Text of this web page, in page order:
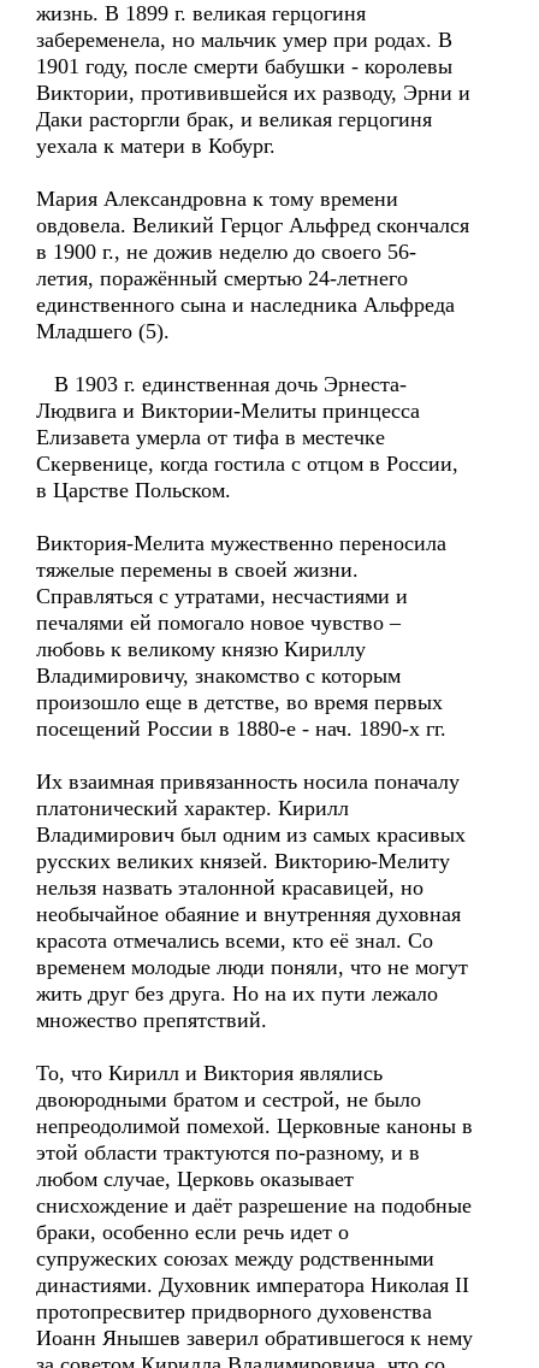
жизнь. В 1899 г. великая герцогиня
забеременела, но мальчик умер при родах. В
1901 году, после смерти бабушки - королевы
Виктории, противившейся их разводу, Эрни и
Даки расторгли брак, и великая герцогиня
уехала к матери в Кобург.
Мария Александровна к тому времени
овдовела. Великий Герцог Альфред скончался
в 1900 г., не дожив неделю до своего 56-
летия, поражённый смертью 24-летнего
единственного сына и наследника Альфреда
Младшего (5).
В 1903 г. единственная дочь Эрнеста-
Людвига и Виктории-Мелиты принцесса
Елизавета умерла от тифа в местечке
Скервенице, когда гостила с отцом в России,
в Царстве Польском.
Виктория-Мелита мужественно переносила
тяжелые перемены в своей жизни.
Справляться с утратами, несчастиями и
печалями ей помогало новое чувство –
любовь к великому князю Кириллу
Владимировичу, знакомство с которым
произошло еще в детстве, во время первых
посещений России в 1880-е - нач. 1890-х гг.
Их взаимная привязанность носила поначалу
платонический характер. Кирилл
Владимирович был одним из самых красивых
русских великих князей. Викторию-Мелиту
нельзя назвать эталонной красавицей, но
необычайное обаяние и внутренняя духовная
красота отмечались всеми, кто её знал. Со
временем молодые люди поняли, что не могут
жить друг без друга. Но на их пути лежало
множество препятствий.
То, что Кирилл и Виктория являлись
двоюродными братом и сестрой, не было
непреодолимой помехой. Церковные каноны в
этой области трактуются по-разному, и в
любом случае, Церковь оказывает
снисхождение и даёт разрешение на подобные
браки, особенно если речь идет о
супружеских союзах между родственными
династиями. Духовник императора Николая II
протопресвитер придворного духовенства
Иоанн Янышев заверил обратившегося к нему